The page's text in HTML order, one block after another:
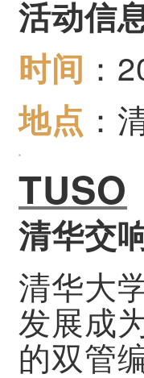
活动信
时间 ：
地点 ：
TUSO
清华交
清华大
发展成
的双管